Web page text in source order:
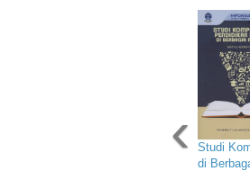
Studi
di
‹